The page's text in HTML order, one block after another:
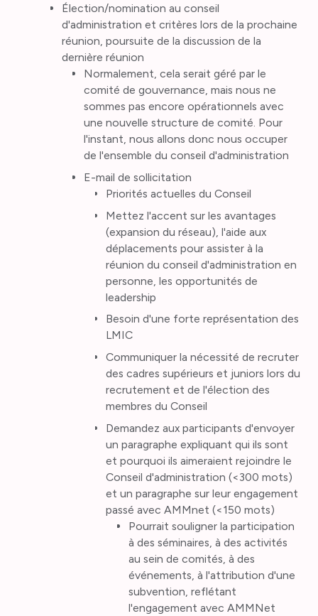
Élection/nomination au conseil
d'administration et critères lors de la prochaine
réunion, poursuite de la discussion de la
dernière réunion
Normalement, cela serait géré par le
comité de gouvernance, mais nous ne
sommes pas encore opérationnels avec
une nouvelle structure de comité. Pour
l'instant, nous allons donc nous occuper
de l'ensemble du conseil d'administration
E-mail de sollicitation
Priorités actuelles du Conseil
Mettez l'accent sur les avantages
(expansion du réseau), l'aide aux
déplacements pour assister à la
réunion du conseil d'administration en
personne, les opportunités de
leadership
Besoin d'une forte représentation des
LMIC
Communiquer la nécessité de recruter
des cadres supérieurs et juniors lors du
recrutement et de l'élection des
membres du Conseil
Demandez aux participants d'envoyer
un paragraphe expliquant qui ils sont
et pourquoi ils aimeraient rejoindre le
Conseil d'administration (<300 mots)
et un paragraphe sur leur engagement
passé avec AMMnet (<150 mots)
Pourrait souligner la participation
à des séminaires, à des activités
au sein de comités, à des
événements, à l'attribution d'une
subvention, reflétant
l'engagement avec AMMNet